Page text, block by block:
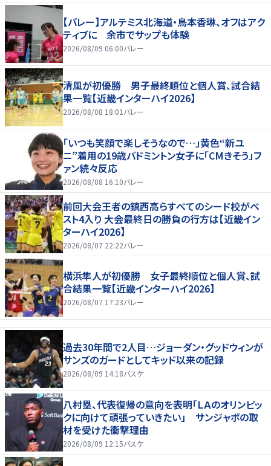
【バレー】アルテミス北海道・鳥本香琳、オフはアク
ティブに 余市でサップも体験
2026/08/09 06:00バレー
清風が初優勝 男子最終順位と個人賞、試合結
果一覧【近畿インターハイ2026】
2026/08/08 18:01 バレー
「いつも笑顔で楽しそうなので…」黄色“新ユ
ニ”着用の19歳バドミントン女子に「CMきそう」フ
ァン続々反応
2026/08/08 16:10バレー
前回大会王者の鎮西高らすべてのシード校がベ
スト4入り 大会最終日の勝負の行方は【近畿イン
ターハイ2026】
2026/08/07 22:22バレー
横浜隼人が初優勝 女子最終順位と個人賞、試
合結果一覧【近畿インターハイ2026】
2026/08/07 17:23バレー
過去30年間で2人目…ジョーダン・グッドウィンが
サンズのガードとしてキッド以来の記録
2026/08/09 14:18バスケ
八村塁、代表復帰の意向を表明「ＬＡのオリンピッ
クに向けて頑張っていきたい」 サンジャポの取
材を受けた衝撃理由
2026/08/09 12:15バスケ